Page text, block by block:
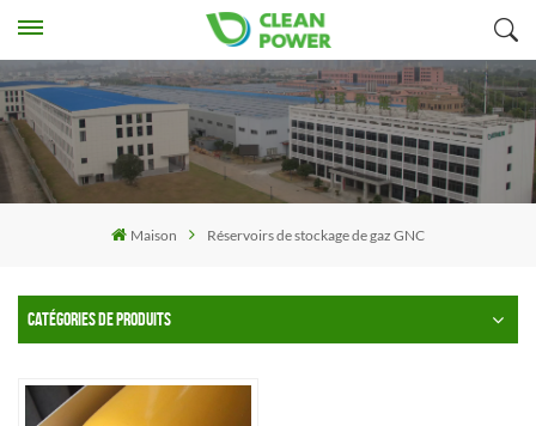
Maison Réservoirs de stockage de gaz GNC
CATÉGORIES DE PRODUITS